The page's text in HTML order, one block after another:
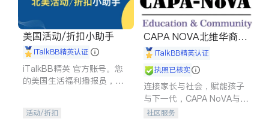
美国活动/折扣小助手
iTalkBB精英认证
iTalkBB精英 官方账号。您
的美国生活福利播报员，精
专属福利。
活动/折扣
CAPA NOVA北维华裔家
长会iTalkBB精英认证
执照已核实
连接家长与社会，赋能孩子
与下一代，CAPA NoVA与您
携手建设包容、公平、充满
社区服务